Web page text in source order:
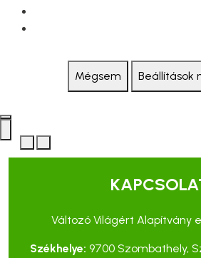
Mégsem Beállítások
Változó Világért Alapítvány
Székhelye: 9700 Szombathely,